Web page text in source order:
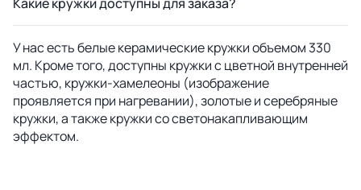
У нас есть белые керамические кружки объемом 330
мл. Кроме того, доступны кружки с цветной внутренней
частью, кружки-хамелеоны (изображение
проявляется при нагревании), золотые и серебряные
кружки, а также кружки со светонакапливающим
эффектом.